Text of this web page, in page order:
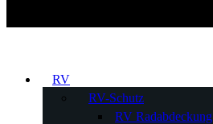
RV
RV-Schutz
RV Radabdeckung